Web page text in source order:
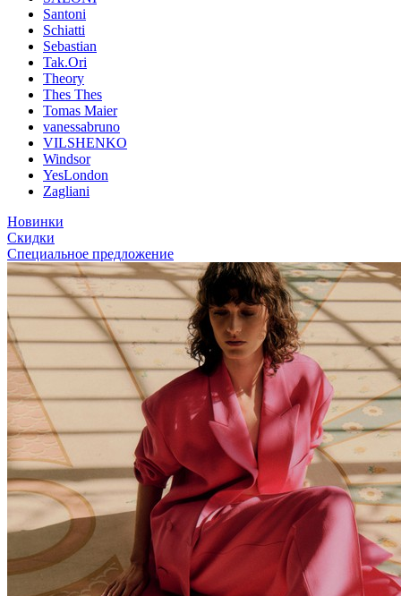
Santoni
Schiatti
Sebastian
Tak.Ori
Theory
Thes Thes
Tomas Maier
vanessabruno
VILSHENKO
Windsor
YesLondon
Zagliani
Новинки
Скидки
Специальное предложение